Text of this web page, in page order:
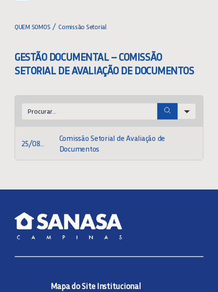
Toggle
Navigation
CONHEÇA A SANASA
O QUE FAZEMOS
QUALIDADE DA ÁGUA
PARCEIROS DE DESCONTOS
QUEM SOMOS Comissão Setorial
GESTÃO DOCUMENTAL – COMISSÃO
SETORIAL DE AVALIAÇÃO DE DOCUMENTOS
25/08/2015
Comissão Setorial de Avaliação de
Documentos
Mapa do Site Institucional